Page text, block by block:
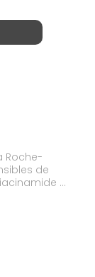
Roche-
de
et
de la
La base
Lipikar de
nourrissons